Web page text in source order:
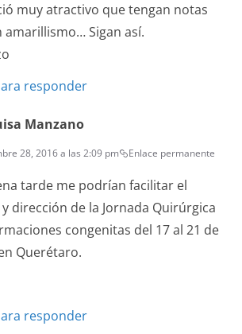
muy atractivo que tengan notas
amarillismo… Sigan así.
responder
Manzano
28, 2016 a las 2:09 pm Enlace permanente
tarde me podrían facilitar el
dirección de la Jornada Quirúrgica
congenitas del 17 al 21 de
Querétaro.
responder